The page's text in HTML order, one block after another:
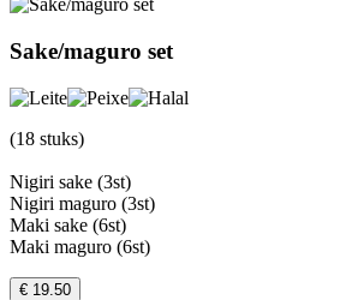
Sake/maguro set
(18 stuks)
Nigiri sake (3st)
Nigiri maguro (3st)
Maki sake (6st)
Maki maguro (6st)
€ 19.50